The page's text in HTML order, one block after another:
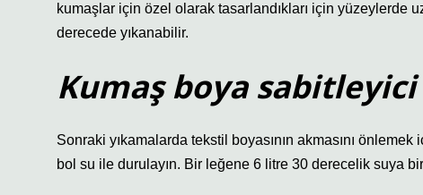
kumaşlar için özel olarak tasarlandıkları için yüzeylerde
derecede yıkanabilir.
Kumaş boya sabitleyici
Sonraki yıkamalarda tekstil boyasının akmasını
bol su ile durulayın. Bir leğene 6 litre 30 derecelik suya